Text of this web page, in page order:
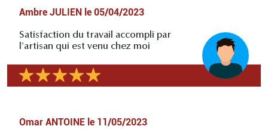
Ambre JULIEN le 05/04/2023
Satisfaction du travail accompli par
l'artisan qui est venu chez moi
Omar ANTOINE le 11/05/2023